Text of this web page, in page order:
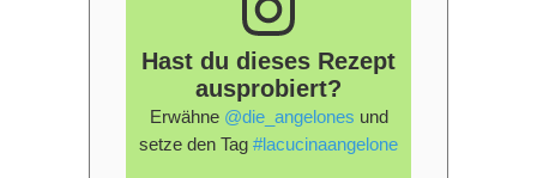
Hast du dieses Rezept
ausprobiert?
Erwähne @die_angelones und
setze den Tag #lacucinaangelone